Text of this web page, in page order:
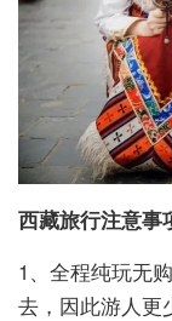
西藏旅行注意事
1、全程纯玩无
去，因此游人更